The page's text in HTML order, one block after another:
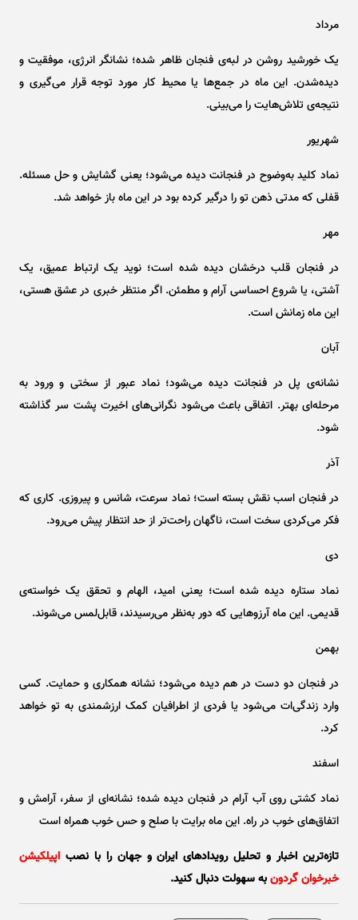
مرداد
یک خورشید روشن در لبه‌ی فنجان ظاهر شده؛ نشانگر انرژی، موفقیت و
دیده‌شدن. این ماه در جمع‌ها یا محیط کار مورد توجه قرار می‌گیری و
نتیجه‌ی تلاش‌هایت را می‌بینی.
شهریور
نماد کلید به‌وضوح در فنجانت دیده می‌شود؛ یعنی گشایش و حل مسئله.
قفلی که مدتی ذهن تو را درگیر کرده بود در این ماه باز خواهد شد.
مهر
در فنجان قلب درخشان دیده شده است؛ نوید یک ارتباط عمیق، یک
آشتی، یا شروع احساسی آرام و مطمئن. اگر منتظر خبری در عشق هستی،
این ماه زمانش است.
آبان
نشانه‌ی پل در فنجانت دیده می‌شود؛ نماد عبور از سختی و ورود به
مرحله‌ای بهتر. اتفاقی باعث می‌شود نگرانی‌های اخیرت پشت سر گذاشته
شود.
آذر
در فنجان اسب نقش بسته است؛ نماد سرعت، شانس و پیروزی. کاری که
فکر می‌کردی سخت است، ناگهان راحت‌تر از حد انتظار پیش می‌رود.
دی
نماد ستاره دیده شده است؛ یعنی امید، الهام و تحقق یک خواسته‌ی
قدیمی. این ماه آرزو‌هایی که دور به‌نظر می‌رسیدند، قابل‌لمس می‌شوند.
بهمن
در فنجان دو دست در هم دیده می‌شود؛ نشانه همکاری و حمایت. کسی
وارد زندگی‌ات می‌شود یا فردی از اطرافیان کمک ارزشمندی به تو خواهد
کرد.
اسفند
نماد کشتی روی آب آرام در فنجان دیده شده؛ نشانه‌ای از سفر، آرامش و
اتفاق‌های خوب در راه. این ماه برایت با صلح و حس خوب همراه است
تازه‌ترین اخبار و تحلیل‌ رویدادهای ایران و جهان را با نصب اپیلکیشن
خبرخوان گردونبه سهولت دنبال کنید.